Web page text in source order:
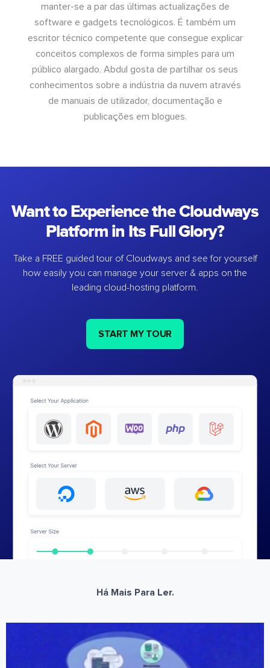
manter-se a par das últimas actualizações de
software e gadgets tecnológicos. É também um
escritor técnico competente que consegue explicar
conceitos complexos de forma simples para um
público alargado. Abdul gosta de partilhar os seus
conhecimentos sobre a indústria da nuvem através
de manuais de utilizador, documentação e
publicações em blogues.
Want to Experience the Cloudways
Platform in Its Full Glory?
Take a FREE guided tour of Cloudways and see for yourself
how easily you can manage your server & apps on the
leading cloud-hosting platform.
START MY TOUR
Há Mais Para Ler.